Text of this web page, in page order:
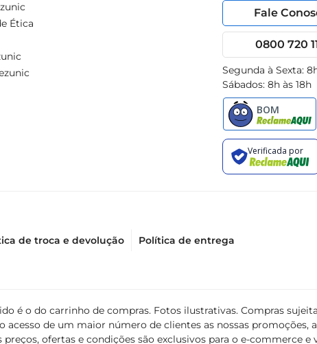
Ética
Fale
0800 720
Segunda à Sexta:
Sábados: 8h às 18h
de troca e devolução Política de entrega
é o do carrinho de compras. Fotos ilustrativas. Compras
acesso de um maior número de clientes as nossas
ofertas e condições são exclusivos para o e-commerce